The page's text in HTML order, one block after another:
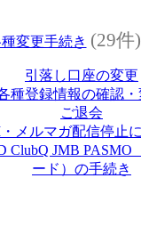
変更手続き (29件)
引落し口座の変更
種登録情報の確認・
ご退会
メルマガ配信停止
ClubQ JMB PASMO
ード）の手続き